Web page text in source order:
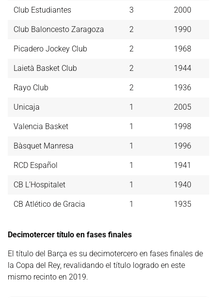
Club Estudiantes 3 2000
Club Baloncesto Zaragoza 2 1990
Picadero Jockey Club 2 1968
Laietà Basket Club 2 1944
Rayo Club 2 1936
Unicaja 1 2005
Valencia Basket 1 1998
Bàsquet Manresa 1 1996
RCD Español 1 1941
CB L’Hospitalet 1 1940
CB Atlético de Gracia 1 1935
Decimotercer título en fases finales
El título del Barça es su decimotercero en fases finales de
la Copa del Rey, revalidando el título logrado en este
mismo recinto en 2019.